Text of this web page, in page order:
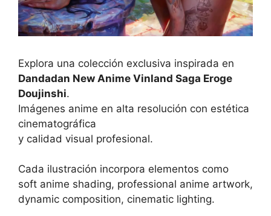
Explora una colección exclusiva inspirada en
Dandadan New Anime Vinland Saga Eroge
Doujinshi.
Imágenes anime en alta resolución con estética
cinematográfica
y calidad visual profesional.
Cada ilustración incorpora elementos como
soft anime shading, professional anime artwork,
dynamic composition, cinematic lighting.